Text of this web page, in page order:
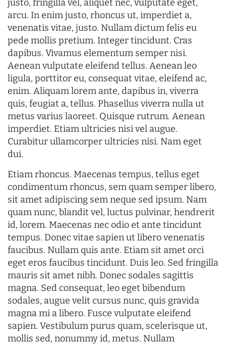
justo, fringilla vel, aliquet nec, vulputate eget,
arcu. In enim justo, rhoncus ut, imperdiet a,
venenatis vitae, justo. Nullam dictum felis eu
pede mollis pretium. Integer tincidunt. Cras
dapibus. Vivamus elementum semper nisi.
Aenean vulputate eleifend tellus. Aenean leo
ligula, porttitor eu, consequat vitae, eleifend ac,
enim. Aliquam lorem ante, dapibus in, viverra
quis, feugiat a, tellus. Phasellus viverra nulla ut
metus varius laoreet. Quisque rutrum. Aenean
imperdiet. Etiam ultricies nisi vel augue.
Curabitur ullamcorper ultricies nisi. Nam eget
dui.
Etiam rhoncus. Maecenas tempus, tellus eget
condimentum rhoncus, sem quam semper libero,
sit amet adipiscing sem neque sed ipsum. Nam
quam nunc, blandit vel, luctus pulvinar, hendrerit
id, lorem. Maecenas nec odio et ante tincidunt
tempus. Donec vitae sapien ut libero venenatis
faucibus. Nullam quis ante. Etiam sit amet orci
eget eros faucibus tincidunt. Duis leo. Sed fringilla
mauris sit amet nibh. Donec sodales sagittis
magna. Sed consequat, leo eget bibendum
sodales, augue velit cursus nunc, quis gravida
magna mi a libero. Fusce vulputate eleifend
sapien. Vestibulum purus quam, scelerisque ut,
mollis sed, nonummy id, metus. Nullam